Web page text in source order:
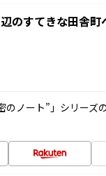
のすてきな田舎
ノート”」シリーズ